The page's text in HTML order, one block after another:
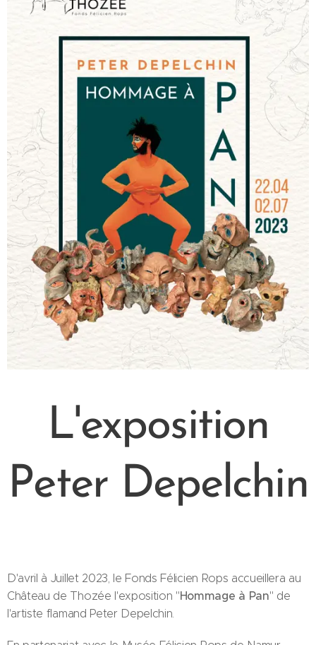
L'exposition
Peter Depelchin
D'avril à Juillet 2023, le Fonds Félicien Rops accueillera au
Château de Thozée l'exposition "Hommage à Pan" de
l'artiste flamand Peter Depelchin.